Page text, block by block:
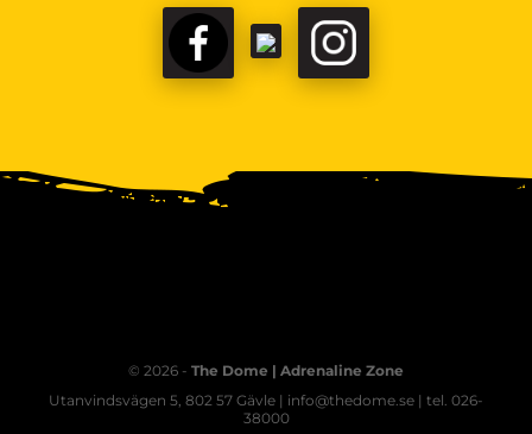
© 2026 - The Dome | Adrenaline Zone
Utanvindsvägen 5, 802 57 Gävle | info@thedome.se | tel. 026-
38000